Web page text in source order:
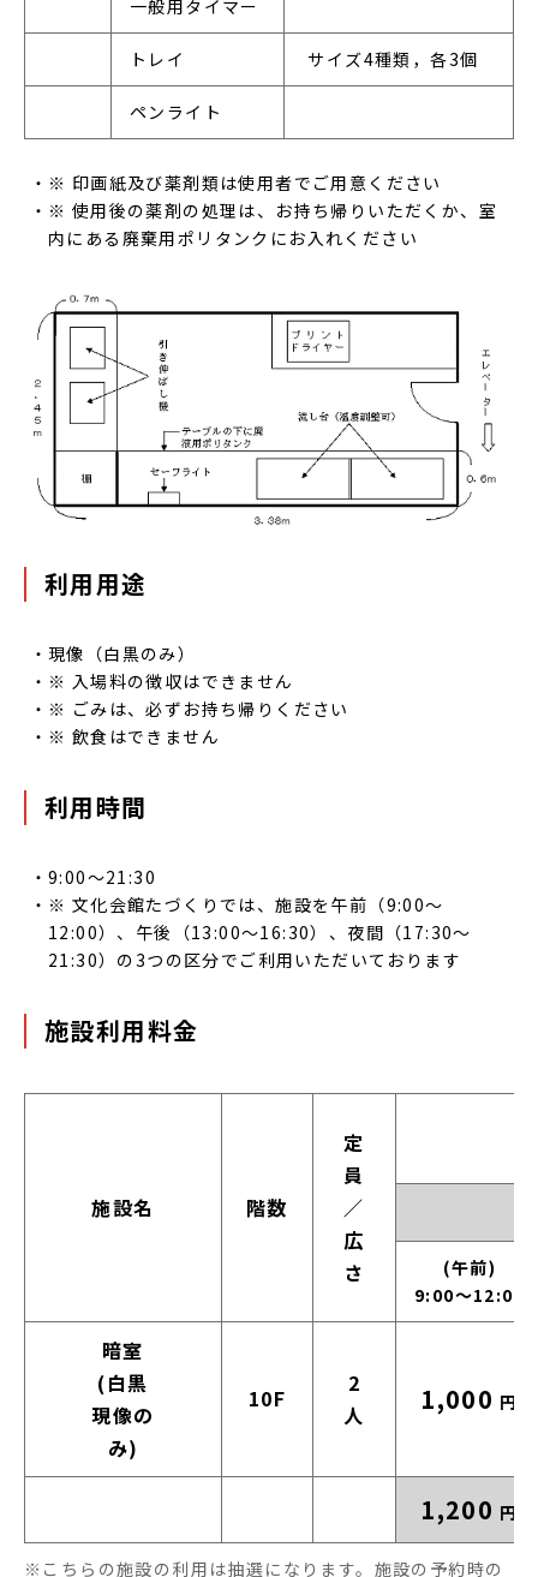
一般用タイマー
トレイ サイズ4種類，各3個
ペンライト
※ 印画紙及び薬剤類は使用者でご用意ください
※ 使用後の薬剤の処理は、お持ち帰りいただくか、室
内にある廃棄用ポリタンクにお入れください
利用用途
現像（白黒のみ）
※ 入場料の徴収はできません
※ ごみは、必ずお持ち帰りください
※ 飲食はできません
利用時間
9:00～21:30
※ 文化会館たづくりでは、施設を午前（9:00～
12:00）、午後（13:00～16:30）、夜間（17:30～
21:30）の3つの区分でご利用いただいております
施設利用料金
施設名 階数
定員/広さ
定
員
／
広
さ
午前：
(午前)
9:00～12:00
暗室
(白黒
現像の
み)
10F
2
人
1,000 円
1,200 円
※こちらの施設の利用は抽選になります。施設の予約時の